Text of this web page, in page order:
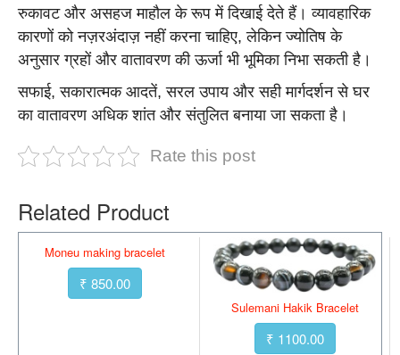
रुकावट और असहज माहौल के रूप में दिखाई देते हैं। व्यावहारिक
कारणों को नज़रअंदाज़ नहीं करना चाहिए, लेकिन ज्योतिष के
अनुसार ग्रहों और वातावरण की ऊर्जा भी भूमिका निभा सकती है।
सफाई, सकारात्मक आदतें, सरल उपाय और सही मार्गदर्शन से घर
का वातावरण अधिक शांत और संतुलित बनाया जा सकता है।
Rate this post
Related Product
Moneu making bracelet
₹ 850.00
Sulemani Hakik Bracelet
₹ 1100.00